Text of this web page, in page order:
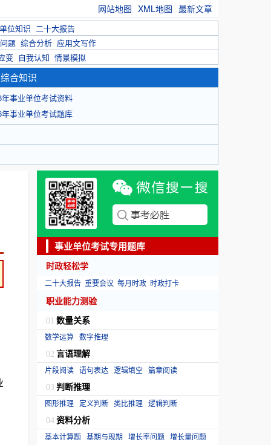
网站地图 XML地图 最新文章
位知识 二十大报告
题 综合分析 应用文写作
变 自我认知 情景模拟
合知识
年事业单位考试资料
年事业单位考试题库
事业单位考试专用题库
时政轻松学
二十大报告 重要会议 每月时政 时政打卡
职业能力测验
01 数量关系
数学运算 数字推理
02 言语理解
片段阅读 语句表达 逻辑填空 篇章阅读
03 判断推理
图形推理 定义判断 类比推理 逻辑判断
04 资料分析
基本计算题 基期与现期 增长率问题 增长量问题